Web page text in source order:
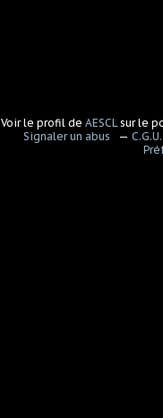
Voir le profil deAESCL sur le
Signaler un abus
C.G.U.